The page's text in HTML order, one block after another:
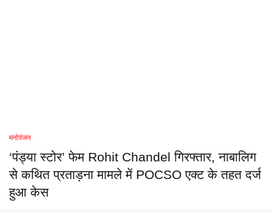
मनोरंजन
‘पंड्या स्टोर’ फेम Rohit Chandel गिरफ्तार, नाबालिग
से कथित प्रताड़ना मामले में POCSO एक्ट के तहत दर्ज
हुआ केस